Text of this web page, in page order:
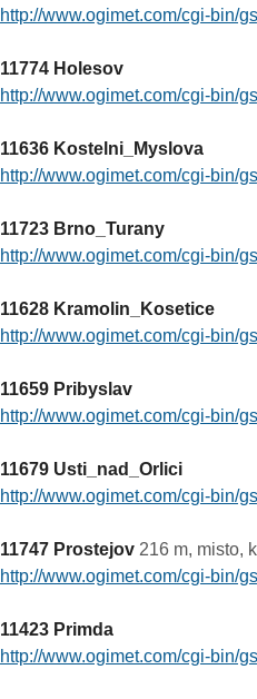
http://www.ogimet.com/cgi-bin/
11774 Holesov
http://www.ogimet.com/cgi-bin/
11636 Kostelni_Myslova
http://www.ogimet.com/cgi-bin/
11723 Brno_Turany
http://www.ogimet.com/cgi-bin/
11628 Kramolin_Kosetice
http://www.ogimet.com/cgi-bin/
11659 Pribyslav
http://www.ogimet.com/cgi-bin/
11679 Usti_nad_Orlici
http://www.ogimet.com/cgi-bin/
11747 Prostejov216 m, misto,
http://www.ogimet.com/cgi-bin/
11423 Primda
http://www.ogimet.com/cgi-bin/